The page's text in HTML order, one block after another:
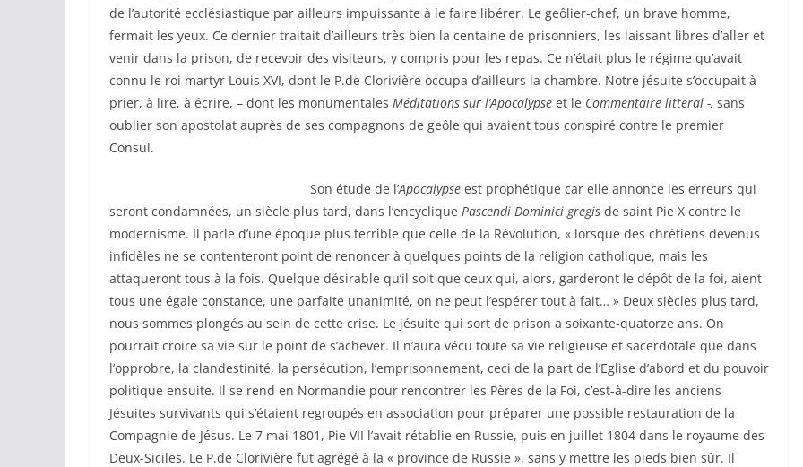
de l’autorité ecclésiastique par ailleurs impuissante à le faire libérer. Le geôlier-chef, un brave homme,
fermait les yeux. Ce dernier traitait d’ailleurs très bien la centaine de prisonniers, les laissant libres d’aller et
venir dans la prison, de recevoir des visiteurs, y compris pour les repas. Ce n’était plus le régime qu’avait
connu le roi martyr Louis XVI, dont le P.de Clorivière occupa d’ailleurs la chambre. Notre jésuite s’occupait à
prier, à lire, à écrire, – dont les monumentales Méditations sur l’Apocalypse et le Commentaire littéral -, sans
oublier son apostolat auprès de ses compagnons de geôle qui avaient tous conspiré contre le premier
Consul.
Son étude de l’Apocalypse est prophétique car elle annonce les erreurs qui
seront condamnées, un siècle plus tard, dans l’encyclique Pascendi Dominici gregis de saint Pie X contre le
modernisme. Il parle d’une époque plus terrible que celle de la Révolution, « lorsque des chrétiens devenus
infidèles ne se contenteront point de renoncer à quelques points de la religion catholique, mais les
attaqueront tous à la fois. Quelque désirable qu’il soit que ceux qui, alors, garderont le dépôt de la foi, aient
tous une égale constance, une parfaite unanimité, on ne peut l’espérer tout à fait… » Deux siècles plus tard,
nous sommes plongés au sein de cette crise. Le jésuite qui sort de prison a soixante-quatorze ans. On
pourrait croire sa vie sur le point de s’achever. Il n’aura vécu toute sa vie religieuse et sacerdotale que dans
l’opprobre, la clandestinité, la persécution, l’emprisonnement, ceci de la part de l’Eglise d’abord et du pouvoir
politique ensuite. Il se rend en Normandie pour rencontrer les Pères de la Foi, c’est-à-dire les anciens
Jésuites survivants qui s’étaient regroupés en association pour préparer une possible restauration de la
Compagnie de Jésus. Le 7 mai 1801, Pie VII l’avait rétablie en Russie, puis en juillet 1804 dans le royaume des
Deux-Siciles. Le P.de Clorivière fut agrégé à la « province de Russie », sans y mettre les pieds bien sûr. Il